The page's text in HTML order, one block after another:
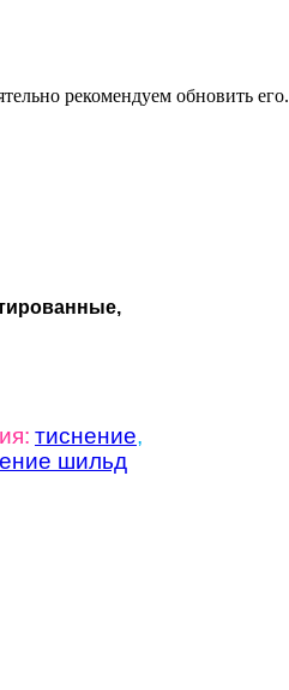
рекомендуем обновить его.
тиснение,
шильд